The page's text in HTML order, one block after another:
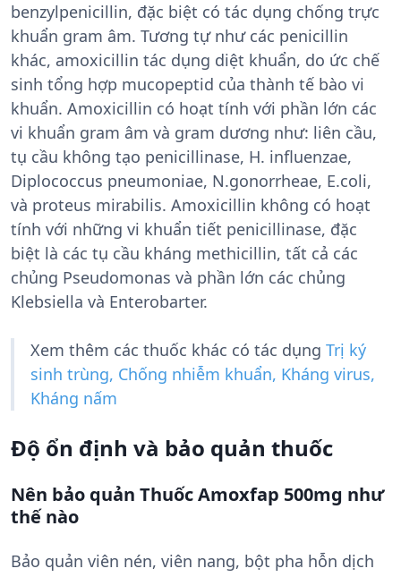
benzylpenicillin, đặc biệt có tác dụng chống trực
khuẩn gram âm. Tương tự như các penicillin
khác, amoxicillin tác dụng diệt khuẩn, do ức chế
sinh tổng hợp mucopeptid của thành tế bào vi
khuẩn. Amoxicillin có hoạt tính với phần lớn các
vi khuẩn gram âm và gram dương như: liên cầu,
tụ cầu không tạo penicillinase, H. influenzae,
Diplococcus pneumoniae, N.gonorrheae, E.coli,
và proteus mirabilis. Amoxicillin không có hoạt
tính với những vi khuẩn tiết penicillinase, đặc
biệt là các tụ cầu kháng methicillin, tất cả các
chủng Pseudomonas và phần lớn các chủng
Klebsiella và Enterobarter.
Xem thêm các thuốc khác có tác dụng Trị ký
sinh trùng, Chống nhiễm khuẩn, Kháng virus,
Kháng nấm
Độ ổn định và bảo quản thuốc
Nên bảo quản Thuốc Amoxfap 500mg như
thế nào
Bảo quản viên nén, viên nang, bột pha hỗn dịch